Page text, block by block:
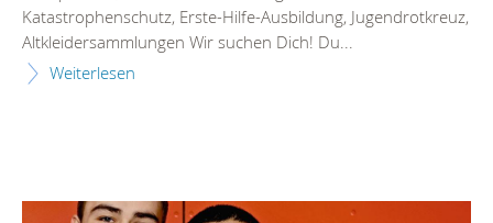
Katastrophenschutz, Erste-Hilfe-Ausbildung, Jugendrotkreuz,
Altkleidersammlungen Wir suchen Dich! Du...
Weiterlesen